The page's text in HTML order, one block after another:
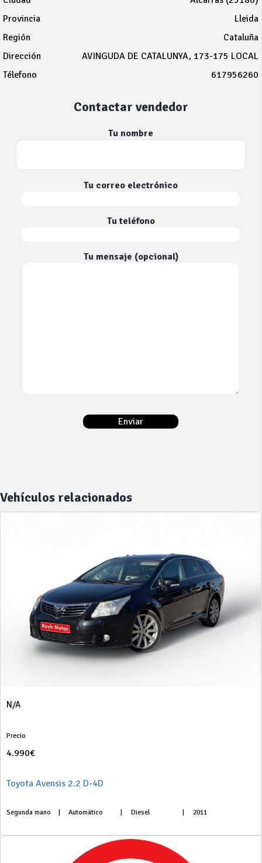
Provincia
Lleida
Región
Cataluña
Dirección
AVINGUDA DE CATALUNYA, 173-175 LOCAL
Télefono
617956260
Contactar vendedor
Tu nombre
Tu correo electrónico
Tu teléfono
Tu mensaje (opcional)
Vehículos relacionados
N/A
Precio
4.990€
Toyota Avensis 2.2 D-4D
Segunda mano Automático Diesel 2011